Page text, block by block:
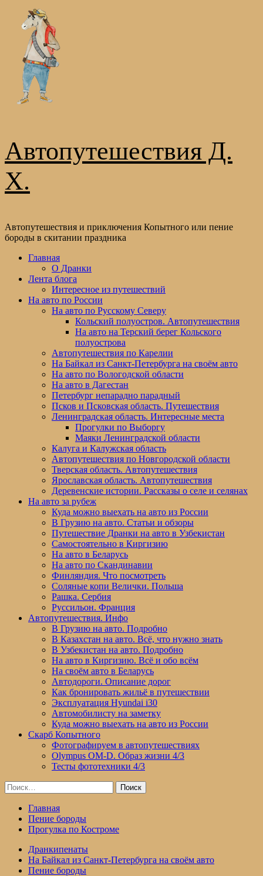
Перейти
содержимому
Автопутешествия Д.
Х.
Автопутешествия и приключения Копытного или пение
бороды в скитании праздника
ОсновноеГлавная
О Дранки
Лента блога
Интересное из путешествий
На авто по России
На авто по Русскому Северу
Кольский полуостров. Автопутешествия
На авто на Терский берег Кольского
полуострова
Автопутешествия по Карелии
На Байкал из Санкт-Петербурга на своём авто
На авто по Вологодской области
На авто в Дагестан
Петербург непарадно парадный
Псков и Псковская область. Путешествия
Ленинградская область. Интересные места
Прогулки по Выборгу
Маяки Ленинградской области
Калуга и Калужская область
Автопутешествия по Новгородской области
Тверская область. Автопутешествия
Ярославская область. Автопутешествия
Деревенские истории. Рассказы о селе и селянах
На авто за рубеж
Куда можно выехать на авто из России
В Грузию на авто. Статьи и обзоры
Путешествие Дранки на авто в Узбекистан
Самостоятельно в Киргизию
На авто в Беларусь
На авто по Скандинавии
Финляндия. Что посмотреть
Соляные копи Велички. Польша
Рашка. Сербия
Руссильон. Франция
Автопутешествия. Инфо
В Грузию на авто. Подробно
В Казахстан на авто. Всё, что нужно знать
В Узбекистан на авто. Подробно
На авто в Киргизию. Всё и обо всём
На своём авто в Беларусь
Автодороги. Описание дорог
Как бронировать жильё в путешествии
Эксплуатация Hyundai i30
Автомобилисту на заметку
Куда можно выехать на авто из России
Скарб Копытного
Фотографируем в автопутешествиях
Olympus OM-D. Образ жизни 4/3
Тесты фототехники 4/3
Найти:
Главная
Пение бороды
Прогулка по Костроме
Дранкипенаты
На Байкал из Санкт-Петербурга на своём авто
Пение бороды